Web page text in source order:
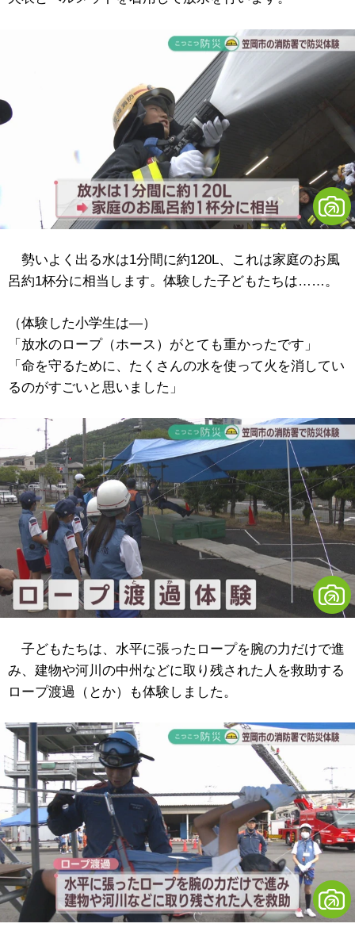
勢いよく出る水は1分間に約120L、これは家庭のお風
呂約1杯分に相当します。体験した子どもたちは……。
（体験した小学生は―）
「放水のロープ（ホース）がとても重かったです」
「命を守るために、たくさんの水を使って火を消してい
るのがすごいと思いました」
子どもたちは、水平に張ったロープを腕の力だけで進
み、建物や河川の中州などに取り残された人を救助する
ロープ渡過（とか）も体験しました。